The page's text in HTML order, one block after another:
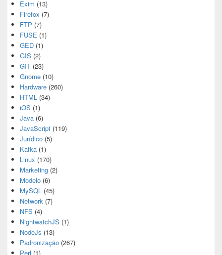
Exim (13)
Firefox (7)
FTP (7)
FUSE (1)
GED (1)
GIS (2)
GIT (23)
Gnome (10)
Hardware (260)
HTML (34)
iOS (1)
Java (6)
JavaScript (119)
Jurídico (5)
Kafka (1)
Linux (170)
Marketing (2)
Modelo (6)
MySQL (45)
Network (7)
NFS (4)
NightwatchJS (1)
NodeJs (13)
Padronização (267)
Perl (1)